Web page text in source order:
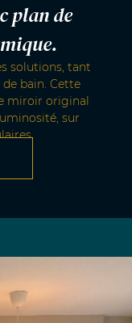
plan de
solutions, tant
bain. Cette
miroir original
sur